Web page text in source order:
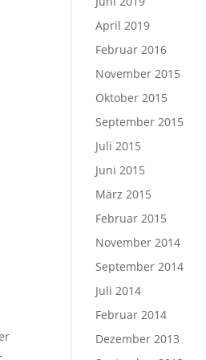
April 2019
Februar 2016
November 2015
Oktober 2015
September 2015
Juli 2015
Juni 2015
März 2015
Februar 2015
November 2014
September 2014
Juli 2014
Februar 2014
Dezember 2013